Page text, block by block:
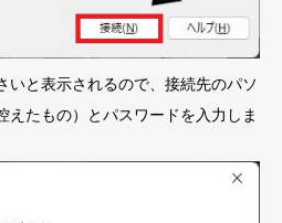
と表示されるので、接続先のパソ
えたもの）とパスワードを入力しま